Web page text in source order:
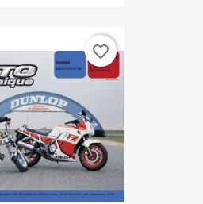
favorite_border